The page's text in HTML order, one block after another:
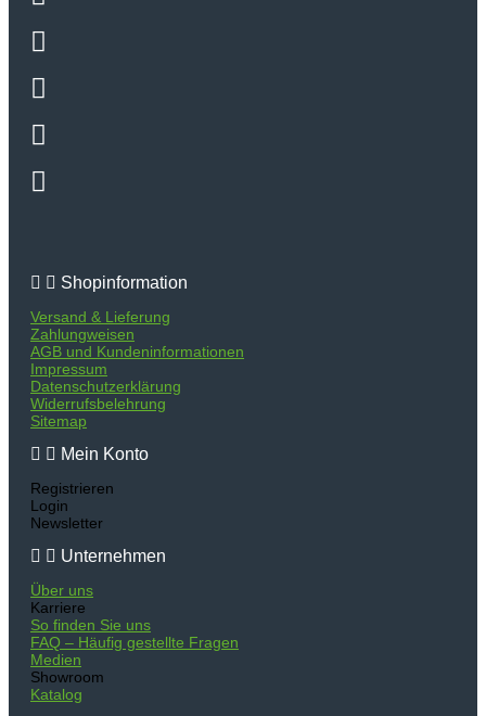
Shopinformation
Versand & Lieferung
Zahlungweisen
AGB und Kundeninformationen
Impressum
Datenschutzerklärung
Widerrufsbelehrung
Sitemap
Mein Konto
Registrieren
Login
Newsletter
Unternehmen
Über uns
Karriere
So finden Sie uns
FAQ – Häufig gestellte Fragen
Medien
Showroom
Katalog